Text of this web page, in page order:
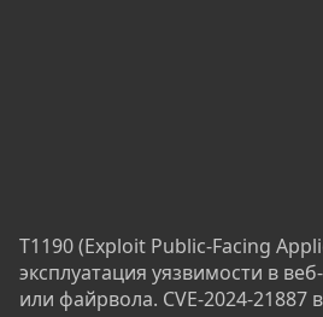
T1190 (Exploit Public-Facing
эксплуатация уязвимости в
или файрвола. CVE-2024-21887